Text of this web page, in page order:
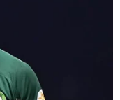
cần thiết đánh
này đã đạt được
vắcxin của hãng